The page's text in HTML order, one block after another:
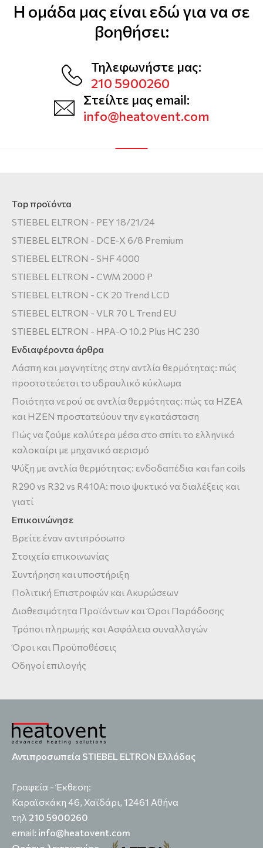
Η ομάδα μας είναι εδώ για να σε
βοηθήσει:
Τηλεφωνήστε μας:
210 5900260
Στείλτε μας email:
info@heatovent.com
Top προϊόντα
STIEBEL ELTRON - PEY 18/21/24
STIEBEL ELTRON - DCE-X 6/8 Premium
STIEBEL ELTRON - SHF 4000
STIEBEL ELTRON - CWM 2000 P
STIEBEL ELTRON - CK 20 Trend LCD
STIEBEL ELTRON - VLR 70 L Trend EU
STIEBEL ELTRON - HPA-O 10.2 Plus HC 230
Ενδιαφέροντα άρθρα
Λάσπη και μαγνητίτης στην αντλία θερμότητας: πώς
προστατεύεται το υδραυλικό κύκλωμα
Ποιότητα νερού σε αντλία θερμότητας: πώς τα HZEA
και HZEN προστατεύουν την εγκατάσταση
Πώς να ζούμε καλύτερα μέσα στο σπίτι το ελληνικό
καλοκαίρι με μηχανικό αερισμό
Ψύξη με αντλία θερμότητας: ενδοδαπέδια και fan coils
R290 vs R32 vs R410A: ποιο ψυκτικό να διαλέξεις και
γιατί
Επικοινώνησε
Βρείτε έναν αντιπρόσωπο
Στοιχεία επικοινωνίας
Συντήρηση και υποστήριξη
Πολιτική Επιστροφών και Ακυρώσεων
Διαθεσιμότητα Προϊόντων και Όροι Παράδοσης
Τρόποι πληρωμής και Ασφάλεια συναλλαγών
Όροι και Προϋποθέσεις
Οδηγοί επιλογής
Αντιπροσωπεία STIEBEL ELTRON Ελλάδας
Γραφεία - Έκθεση:
Καραϊσκάκη 46, Χαϊδάρι, 12461 Αθήνα
τηλ 210 5900260
email: info@heatovent.com